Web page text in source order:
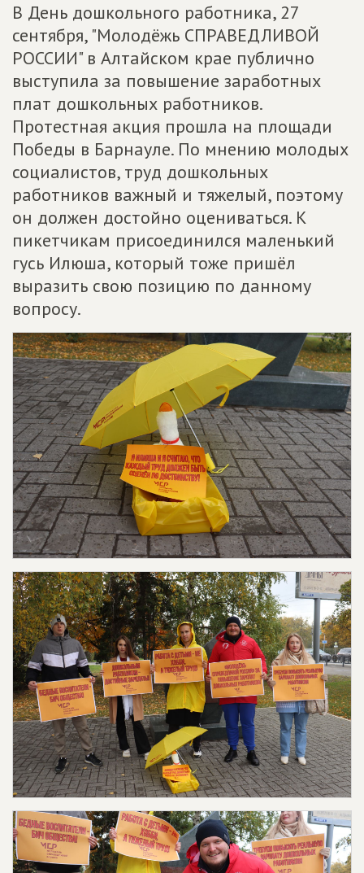
В День дошкольного работника, 27
сентября, "Молодёжь СПРАВЕДЛИВОЙ
РОССИИ" в Алтайском крае публично
выступила за повышение заработных
плат дошкольных работников.
Протестная акция прошла на площади
Победы в Барнауле. По мнению молодых
социалистов, труд дошкольных
работников важный и тяжелый, поэтому
он должен достойно оцениваться. К
пикетчикам присоединился маленький
гусь Илюша, который тоже пришёл
выразить свою позицию по данному
вопросу.